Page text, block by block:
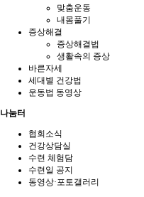
맞춤운동
내몸풀기
증상해결
증상해결법
생활속의 증상
바른자세
세대별 건강법
운동법 동영상
나눔터
협회소식
건강상담실
수련 체험담
수련일 공지
동영상·포토갤러리